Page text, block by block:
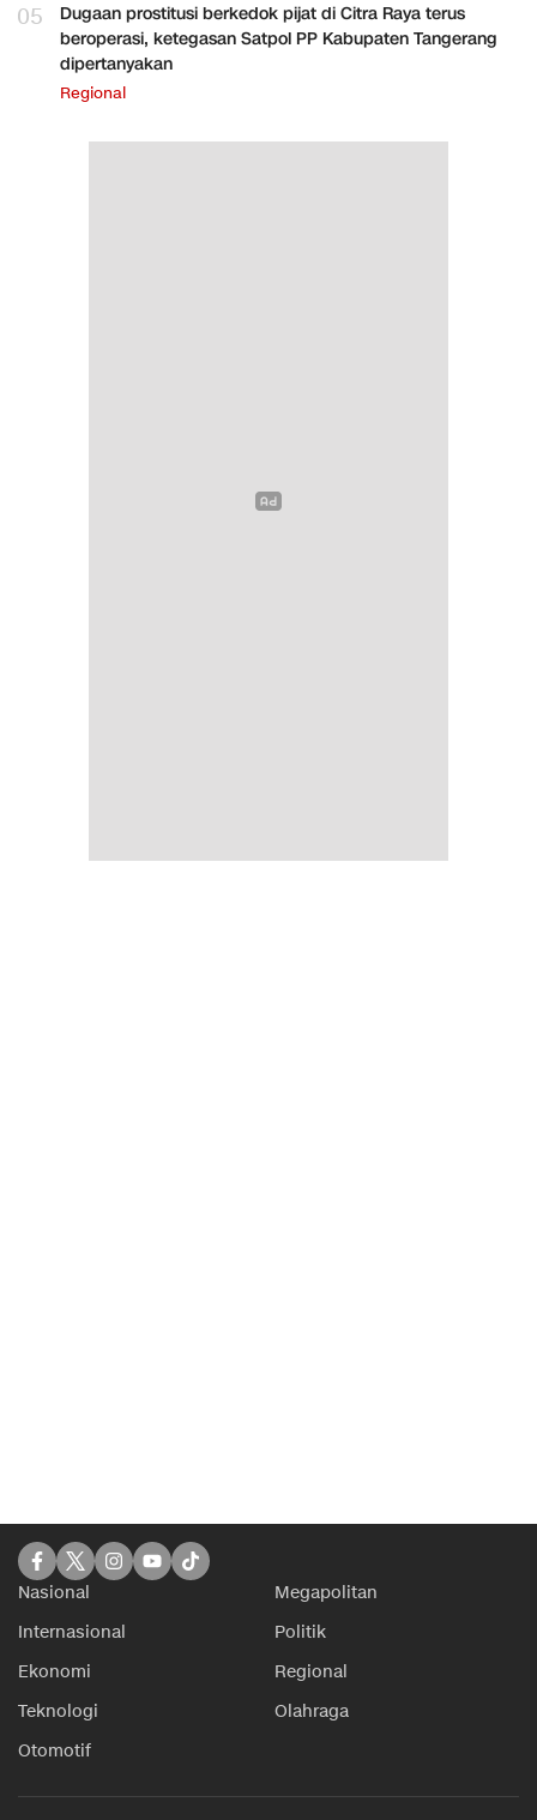
05
Dugaan prostitusi berkedok pijat di Citra Raya terus
beroperasi, ketegasan Satpol PP Kabupaten Tangerang
dipertanyakan
Regional
Nasional
Megapolitan
Internasional
Politik
Ekonomi
Regional
Teknologi
Olahraga
Otomotif